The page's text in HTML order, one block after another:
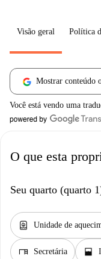
Visão geral Política
Mostrar conteúdo
Você está vendo uma
O que esta
Seu quarto (quarto
water_heater Unidade de
desk Secretária window_open